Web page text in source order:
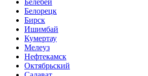
Белебей
Белорецк
Бирск
Ишимбай
Кумертау
Мелеуз
Нефтекамск
Октябрьский